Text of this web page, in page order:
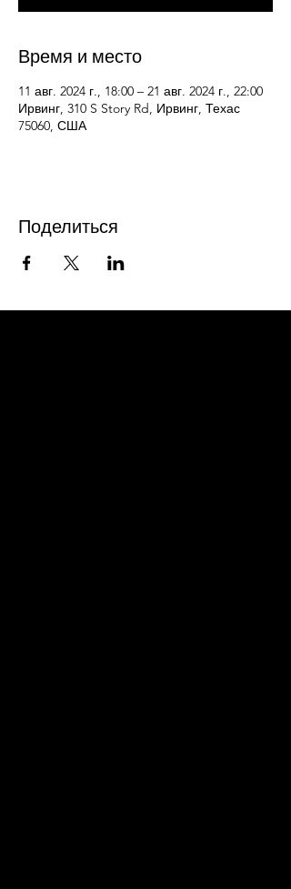
Время и место
11 авг. 2024 г., 18:00 – 21 авг. 2024 г., 22:00
Ирвинг, 310 S Story Rd, Ирвинг, Техас
75060, США
Поделиться